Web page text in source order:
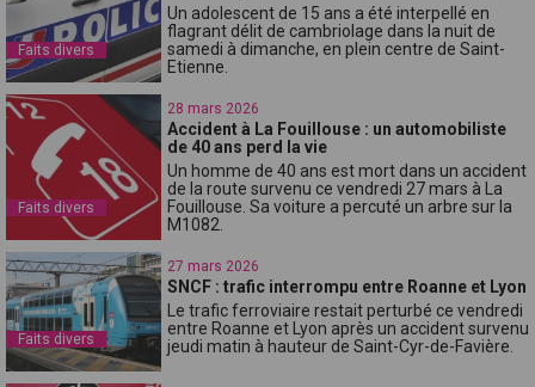
Faits divers
Un adolescent de 15 ans a été interpellé en
flagrant délit de cambriolage dans la nuit de
samedi à dimanche, en plein centre de Saint-
Etienne.
Faits divers
28 mars 2026
Accident à La Fouillouse : un automobiliste
de 40 ans perd la vie
Un homme de 40 ans est mort dans un accident
de la route survenu ce vendredi 27 mars à La
Fouillouse. Sa voiture a percuté un arbre sur la
M1082.
Faits divers
27 mars 2026
SNCF : trafic interrompu entre Roanne et Lyon
Le trafic ferroviaire restait perturbé ce vendredi
entre Roanne et Lyon après un accident survenu
jeudi matin à hauteur de Saint-Cyr-de-Favière.